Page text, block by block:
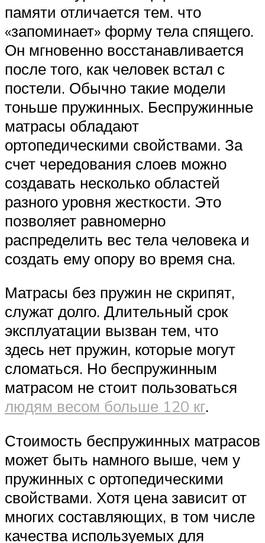
памяти отличается тем. что
«запоминает» форму тела спящего.
Он мгновенно восстанавливается
после того, как человек встал с
постели. Обычно такие модели
тоньше пружинных. Беспружинные
матрасы обладают
ортопедическими свойствами. За
счет чередования слоев можно
создавать несколько областей
разного уровня жесткости. Это
позволяет равномерно
распределить вес тела человека и
создать ему опору во время сна.
Матрасы без пружин не скрипят,
служат долго. Длительный срок
эксплуатации вызван тем, что
здесь нет пружин, которые могут
сломаться. Но беспружинным
матрасом не стоит пользоваться
людям весом больше 120 кг.
Стоимость беспружинных матрасов
может быть намного выше, чем у
пружинных с ортопедическими
свойствами. Хотя цена зависит от
многих составляющих, в том числе
качества используемых для